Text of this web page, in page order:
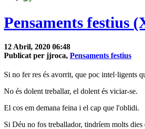
Pensaments festius
12 Abril, 2020 06:48
Publicat per jjroca, Pensaments festius
Si no fer res és avorrit, que poc intel·ligents
No és dolent treballar, el dolent és viciar-se.
El cos em demana feina i el cap que l'oblidi.
Si Déu no fos treballador, tindríem molts dies